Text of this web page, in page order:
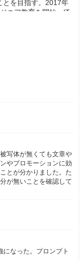
とを目指す。2017年
ニア教育を開始。IT
年、第16回「グロ
とできないかな？
少しずつ便利にな
いかなって思うか
写体が無くても文章や
やプロモーションに効
とが分かりました。た
が無いことを確認して
なった。プロンプト